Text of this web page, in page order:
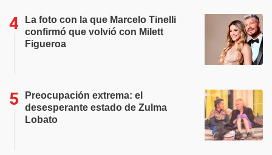
La foto con la que Marcelo Tinelli
confirmó que volvió con Milett
Figueroa
Preocupación extrema: el
desesperante estado de Zulma
Lobato